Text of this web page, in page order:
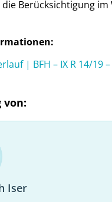
Berücksichtigung im
| BFH – IX R 14/19
von:
Iser